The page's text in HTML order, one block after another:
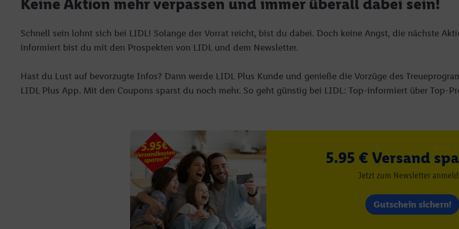
Keine Aktion mehr verpassen und immer überall dabei sein!
Schnell sein lohnt sich bei LIDL! Solange der Vorrat reicht, bist du dabei. Doch keine Angst, die nächste
informiert bist du mit den Prospekten von LIDL und dem Newsletter.
Hast du Lust auf bevorzugte Infos? Dann werde LIDL Plus Kunde und genieße die Vorzüge des
LIDL Plus App. Mit den Coupons sparst du noch mehr. So geht günstig bei LIDL: Top-informiert über Top-
5.95 € Versand
Jetzt zum Newsletter
Gutschein sichern!
Gewährleistung der Sicherheit, Verhinderung und Aufdeckung von Betrug und Fehlerbehebung,
Verknüpfung verschiedener Endgeräte, Identifikation von Geräten anhand automatisch
Messung des Erfolgs von Werbekampagnen durch TTD und Nutzung der Telekommunikations-
Verwendung genauer Standortdaten. Erstellung von Profilen für personalisierte Werbung.
Zugriff auf Informationen auf einem Endgerät. Entwicklung und Verbesserung der Angebote.
Auswahl personalisierter Werbung.
Liste der Partner (Lieferanten)